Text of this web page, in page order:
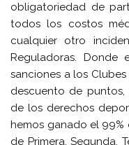
obligatoriedad de
todos los costos
cualquier otro
Reguladoras. Donde
sanciones a los
descuento de
de los derechos
hemos ganado el 99%
de Primera, Segunda,